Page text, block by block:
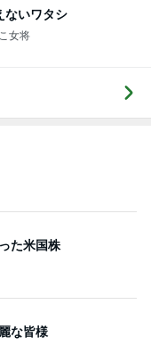
ないワタシ
女将
た米国株
な皆様